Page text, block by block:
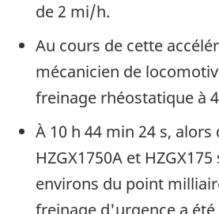
de 2 mi/h.
Au cours de cette
mécanicien de
freinage rhéostatique à
À 10 h 44 min 24 s,
HZGX1750A et
environs du point